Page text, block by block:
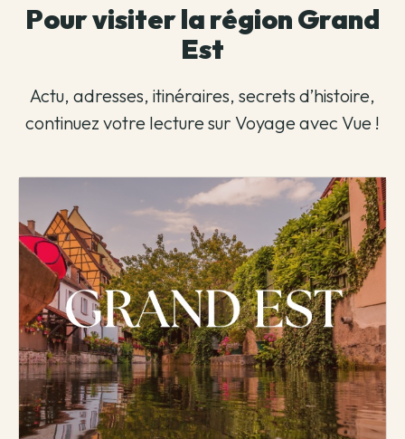
Pour visiter la région Grand
Est
Actu, adresses, itinéraires, secrets d’histoire,
continuez votre lecture sur Voyage avec Vue !